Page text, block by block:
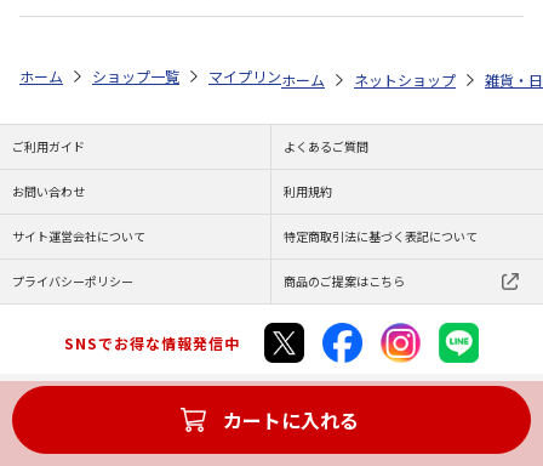
カートに入れる
ホーム ショップ一覧 マイプリント シルエットプレート【ビーグ
ホーム ネットショップ 雑貨・
ご利用ガイド よくあるご質問
お問い合わせ 利用規約
サイト運営会社について 特定商取引法に基づく表記について
プライバシーポリシー 商品のご提案はこちら
SNSでお得な情報発信中